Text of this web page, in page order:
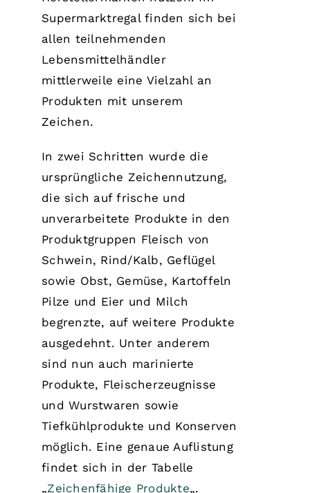
Supermarktregal finden sich bei
allen teilnehmenden
Lebensmittelhändler
mittlerweile eine Vielzahl an
Produkten mit unserem
Zeichen.
In zwei Schritten wurde die
ursprüngliche Zeichennutzung,
die sich auf frische und
unverarbeitete Produkte in den
Produktgruppen Fleisch von
Schwein, Rind/Kalb, Geflügel
sowie Obst, Gemüse, Kartoffeln
Pilze und Eier und Milch
begrenzte, auf weitere Produkte
ausgedehnt. Unter anderem
sind nun auch marinierte
Produkte, Fleischerzeugnisse
und Wurstwaren sowie
Tiefkühlprodukte und Konserven
möglich. Eine genaue Auflistung
findet sich in der Tabelle
„Zeichenfähige Produkte„.